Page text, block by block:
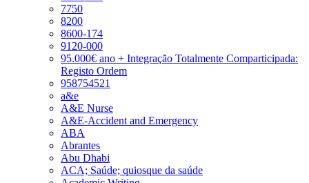
7750
8200
8600-174
9120-000
95.000€ ano + Integração Totalmente Comparticipada:
Registo Ordem
958754521
a&e
A&E Nurse
A&E-Accident and Emergency
ABA
Abrantes
Abu Dhabi
ACA; Saúde; quiosque da saúde